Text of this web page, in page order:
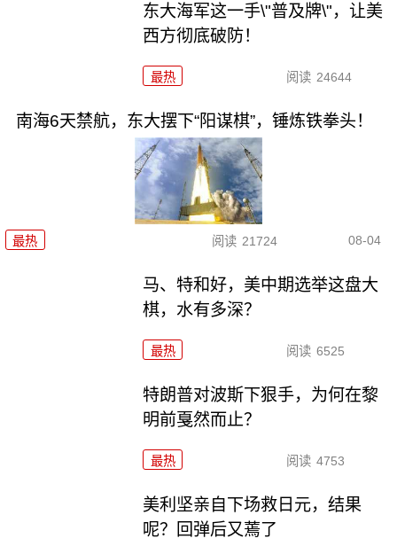
东大海军这一手\"普及牌\"，让美
西方彻底破防！
最热 阅读 24644
南海6天禁航，东大摆下“阳谋棋”，锤炼铁拳头！
最热 阅读 21724 08-04
马、特和好，美中期选举这盘大
棋，水有多深？
最热 阅读 6525
特朗普对波斯下狠手，为何在黎
明前戛然而止？
最热 阅读 4753
美利坚亲自下场救日元，结果
呢？回弹后又蔫了